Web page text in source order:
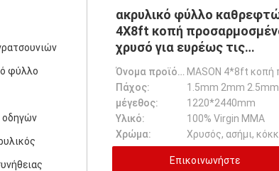
φύλλο
οδηγών
ακρυλικό φύλλο
4X8ft κοπή
χρυσό για ευρέως τις
διακοσμήσεις
Όνομα προϊόντων:
Πάχος:
μέγεθος:
1220*2440mm
Υλικό:
100% Virgin MMA
Χρώμα:
Επικοινωνήστε